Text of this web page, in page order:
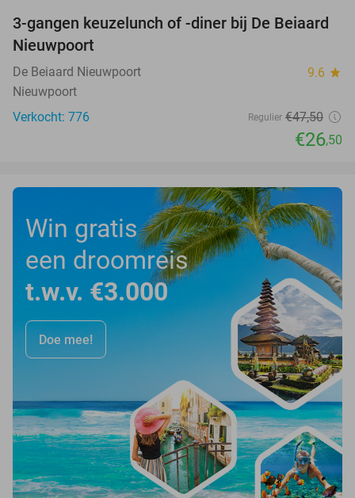
44%
3-gangen keuzelunch of -diner bij De Beiaard
Nieuwpoort
De Beiaard Nieuwpoort 9.6 star
Nieuwpoort
Verkocht: 776
Regulier €47,50
€26,50
Win gratis
een droomreis
t.w.v. €3.000
Doe mee!